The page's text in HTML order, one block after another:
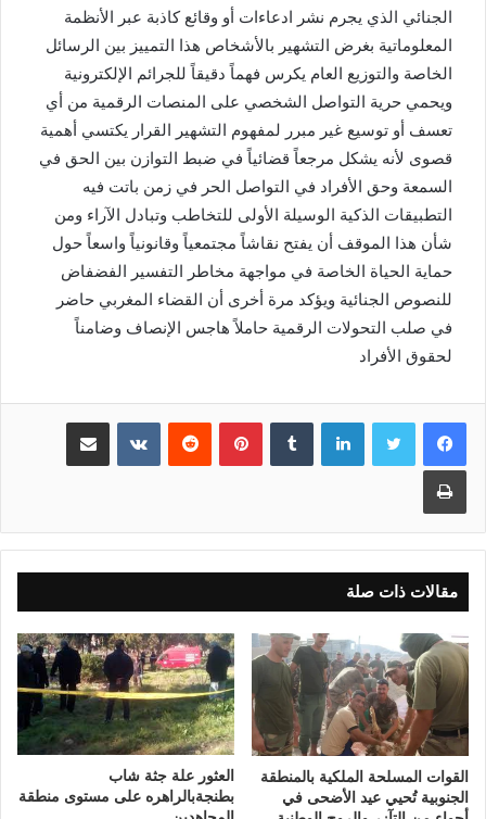
الجنائي الذي يجرم نشر ادعاءات أو وقائع كاذبة عبر الأنظمة
المعلوماتية بغرض التشهير بالأشخاص هذا التمييز بين الرسائل
الخاصة والتوزيع العام يكرس فهماً دقيقاً للجرائم الإلكترونية
ويحمي حرية التواصل الشخصي على المنصات الرقمية من أي
تعسف أو توسيع غير مبرر لمفهوم التشهير القرار يكتسي أهمية
قصوى لأنه يشكل مرجعاً قضائياً في ضبط التوازن بين الحق في
السمعة وحق الأفراد في التواصل الحر في زمن باتت فيه
التطبيقات الذكية الوسيلة الأولى للتخاطب وتبادل الآراء ومن
شأن هذا الموقف أن يفتح نقاشاً مجتمعياً وقانونياً واسعاً حول
حماية الحياة الخاصة في مواجهة مخاطر التفسير الفضفاض
للنصوص الجنائية ويؤكد مرة أخرى أن القضاء المغربي حاضر
في صلب التحولات الرقمية حاملاً هاجس الإنصاف وضامناً
لحقوق الأفراد
لينكدإن بينتيريست مشاركة عبر البريد
طباعة
مقالات ذات صلة
القوات المسلحة الملكية بالمنطقة
الجنوبية تُحيي عيد الأضحى في
العثور علة جثة شاب
بطنجةبالراهره على مستوى منطقة